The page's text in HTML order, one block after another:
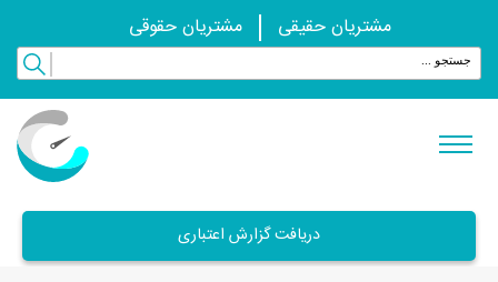
مشتریان حقیقی مشتریان حقوقی
دریافت گزارش اعتباری